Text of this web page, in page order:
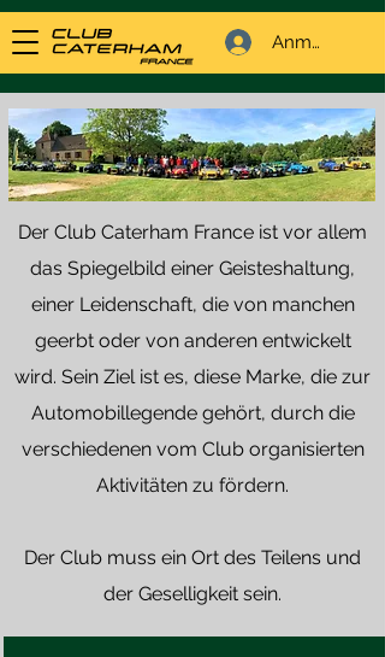
Anmelden
Der Club Caterham France ist vor allem
das Spiegelbild einer Geisteshaltung,
einer Leidenschaft, die von manchen
geerbt oder von anderen entwickelt
wird. Sein Ziel ist es, diese Marke, die zur
Automobillegende gehört, durch die
verschiedenen vom Club organisierten
Aktivitäten zu fördern.
Der Club muss ein Ort des Teilens und
der Geselligkeit sein.